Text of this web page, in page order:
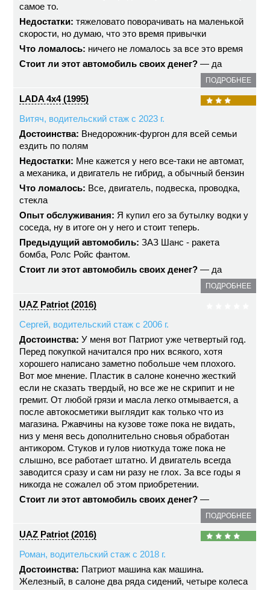
самое то.
Недостатки: тяжеловато поворачивать на маленькой
скорости, но думаю, что это время привычки
Что ломалось: ничего не ломалось за все это время
Стоит ли этот автомобиль своих денег? — да
ПОДРОБНЕЕ
LADA 4x4 (1995)
Витяч, водительский стаж с 2023 г.
Достоинства: Внедорожник-фургон для всей семьи
ездить по полям
Недостатки: Мне кажется у него все-таки не автомат,
а механика, и двигатель не гибрид, а обычный бензин
Что ломалось: Все, двигатель, подвеска, проводка,
стекла
Опыт обслуживания: Я купил его за бутылку водки у
соседа, ну в итоге он у него и стоит теперь.
Предыдущий автомобиль: ЗАЗ Шанс - ракета
бомба, Ролс Ройс фантом.
Стоит ли этот автомобиль своих денег? — да
ПОДРОБНЕЕ
UAZ Patriot (2016)
Сергей, водительский стаж с 2006 г.
Достоинства: У меня вот Патриот уже четвертый год.
Перед покупкой начитался про них всякого, хотя
хорошего написано заметно побольше чем плохого.
Вот мое мнение. Пластик в салоне конечно жесткий
если не сказать твердый, но все же не скрипит и не
гремит. От любой грязи и масла легко отмывается, а
после автокосметики выглядит как только что из
магазина. Ржавчины на кузове тоже пока не видать,
низ у меня весь дополнительно сновья обработан
антикором. Стуков и гулов ниоткуда тоже пока не
слышно, все работает штатно. И двигатель всегда
заводится сразу и сам ни разу не глох. За все годы я
никогда не сожалел об этом приобретении.
Стоит ли этот автомобиль своих денег? —
ПОДРОБНЕЕ
UAZ Patriot (2016)
Роман, водительский стаж с 2018 г.
Достоинства: Патриот машина как машина.
Железный, в салоне два ряда сидений, четыре колеса